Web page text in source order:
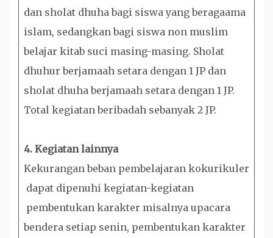
dan sholat dhuha bagi siswa yang beragaama
islam, sedangkan bagi siswa non muslim
belajar kitab suci masing-masing. Sholat
dhuhur berjamaah setara dengan 1 JP dan
sholat dhuha berjamaah setara dengan 1 JP.
Total kegiatan beribadah sebanyak 2 JP.
4. Kegiatan lainnya
Kekurangan beban pembelajaran kokurikuler
dapat dipenuhi kegiatan-kegiatan
pembentukan karakter misalnya upacara
bendera setiap senin, pembentukan karakter